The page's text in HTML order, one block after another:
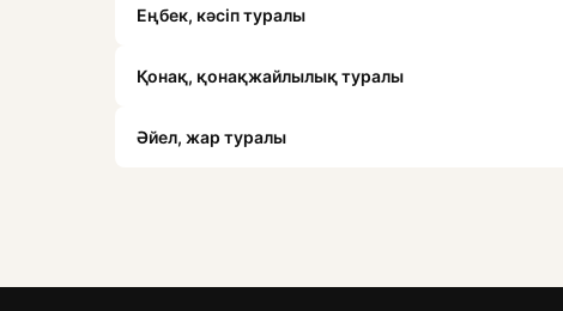
Еңбек, кәсіп туралы
Қонақ, қонақжайлылық туралы
Әйел, жар туралы